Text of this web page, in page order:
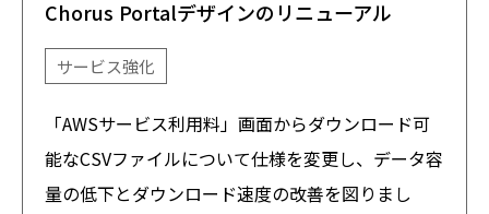
Chorus Portalデザインのリニューアル
サービス強化
「AWSサービス利用料」画面からダウンロード可
能なCSVファイルについて仕様を変更し、データ容
量の低下とダウンロード速度の改善を図りまし